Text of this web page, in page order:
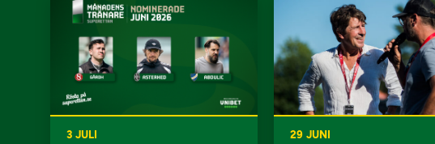
3 JULI 29 JUNI